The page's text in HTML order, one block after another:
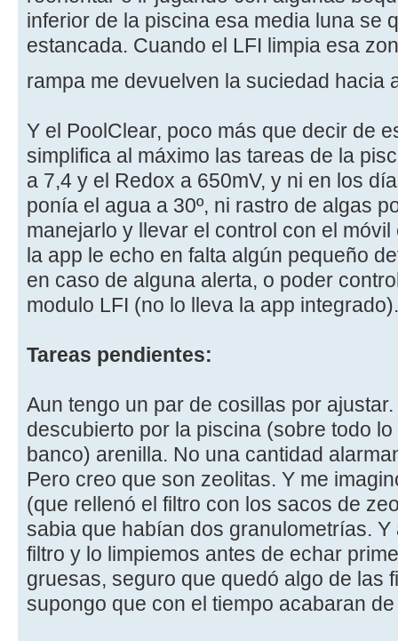
inferior de la piscina esa media luna se
estancada. Cuando el LFI limpia esa
rampa me devuelven la suciedad hacia
Y el PoolClear, poco más que decir de
simplifica al máximo las tareas de la
a 7,4 y el Redox a 650mV, y ni en los
ponía el agua a 30º, ni rastro de algas
manejarlo y llevar el control con el
la app le echo en falta algún pequeño
en caso de alguna alerta, o poder
modulo LFI (no lo lleva la app integrado).
Tareas pendientes:
Aun tengo un par de cosillas por
descubierto por la piscina (sobre todo
banco) arenilla. No una cantidad
Pero creo que son zeolitas. Y me
(que rellenó el filtro con los sacos de
sabia que habían dos granulometrías.
filtro y lo limpiemos antes de echar
gruesas, seguro que quedó algo de las
supongo que con el tiempo acabaran